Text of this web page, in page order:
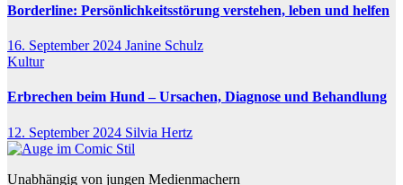
Borderline: Persönlichkeitsstörung verstehen, leben und helfen
16. September 2024 Janine Schulz
Kultur
Erbrechen beim Hund – Ursachen, Diagnose und Behandlung
12. September 2024 Silvia Hertz
Unabhängig von jungen Medienmachern